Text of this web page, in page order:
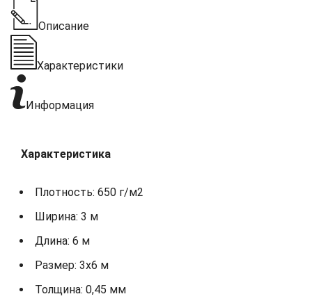
Описание
Характеристики
Информация
Характеристика
Плотность: 650 г/м2
Ширина: 3 м
Длина: 6 м
Размер: 3х6 м
Толщина: 0,45 мм